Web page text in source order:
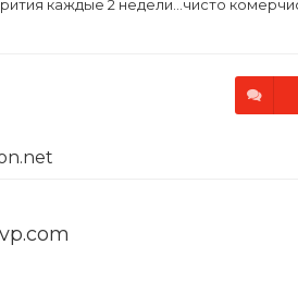
каждые 2 недели...чисто